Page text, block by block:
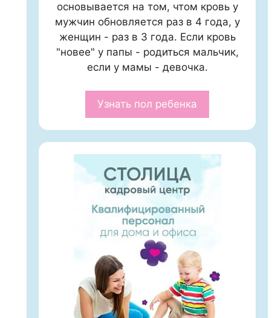
основывается на том, чтом кровь у
мужчин обновляется раз в 4 года, у
женщин - раз в 3 года. Если кровь
"новее" у папы - родиться мальчик,
если у мамы - девочка.
Узнать пол ребенка